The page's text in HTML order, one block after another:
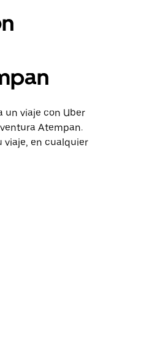
un viaje con Uber
Atempan.
viaje, en cualquier